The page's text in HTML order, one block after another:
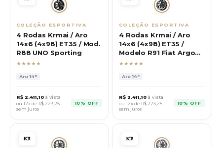
COLEÇÃO ESPORTIVA
4 Rodas Krmai / Aro
14x6 (4x98) ET35 / Mod.
R88 UNO Sporting
★★★★★
Aro14"
R$ 2.411,10 à vista
ou 12x de R$223,25
sem juros
10% OFF
COLEÇÃO ESPORTIVA
4 Rodas Krmai / Aro
14x6 (4x98) ET35 /
Modelo R91 Fiat Argo
1.8
★★★★★
Aro14"
R$ 2.411,10 à vista
ou 12x de R$223,25
sem juros
10% OFF